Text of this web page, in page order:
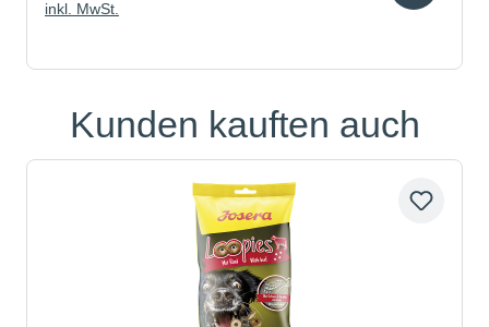
inkl. MwSt.
Produktgalerie überspringen
Kunden kauften auch